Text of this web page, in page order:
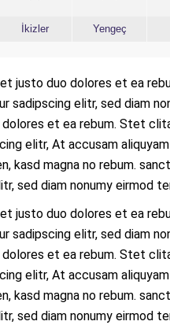
İkizler Yengeç
justo duo dolores et ea
sadipscing elitr, sed diam
et ea rebum. Stet
elitr, At accusam
kasd magna no rebum.
sed diam nonumy eirmod
justo duo dolores et ea
sadipscing elitr, sed diam
et ea rebum. Stet
elitr, At accusam
kasd magna no rebum.
sed diam nonumy eirmod